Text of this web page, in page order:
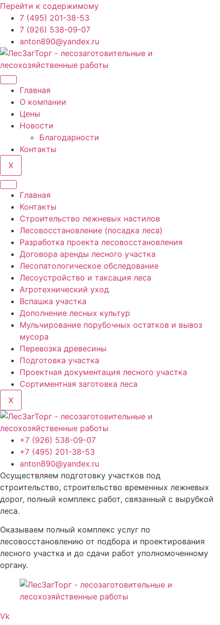
Перейти к содержимому
7 (495) 201-38-53
7 (926) 538-09-07
anton890@yandex.ru
Главная
О компании
Цены
Новости
Благодарности
Контакты
X
Главная
Контакты
Строительство лежневых настилов
Лесовосстановление (посадка леса)
Разработка проекта лесовосстановления
Договора аренды лесного участка
Лесопатологическое обследование
Лесоустройство и таксация леса
Агротехнический уход
Вспашка участка
Дополнение лесных культур
Мульчирование порубочных остатков и вывоз
мусора
Перевозка древесины
Подготовка участка
Проектная документация лесного участка
Сортиментная заготовка леса
X
+7 (926) 538-09-07
+7 (495) 201-38-53
anton890@yandex.ru
Осуществляем подготовку участков под
строительство, строительство временных лежневых
дорог, полный комплекс работ, связанный с вырубкой
леса.
Оказываем полный комплекс услуг по
лесовосстановлению от подбора и проектирования
лесного участка и до сдачи работ уполномоченному
органу.
Vk